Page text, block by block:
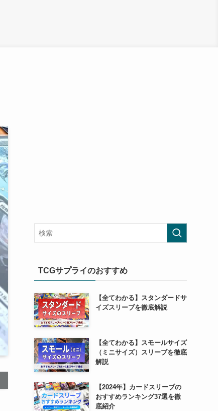
TCGサプライのおすすめ
【全てわかる】スタンダードサ
イズスリーブを徹底解説
【全てわかる】スモールサイズ
（ミニサイズ）スリーブを徹底
解説
【2024年】カードスリーブの
おすすめランキング37選を徹
底紹介